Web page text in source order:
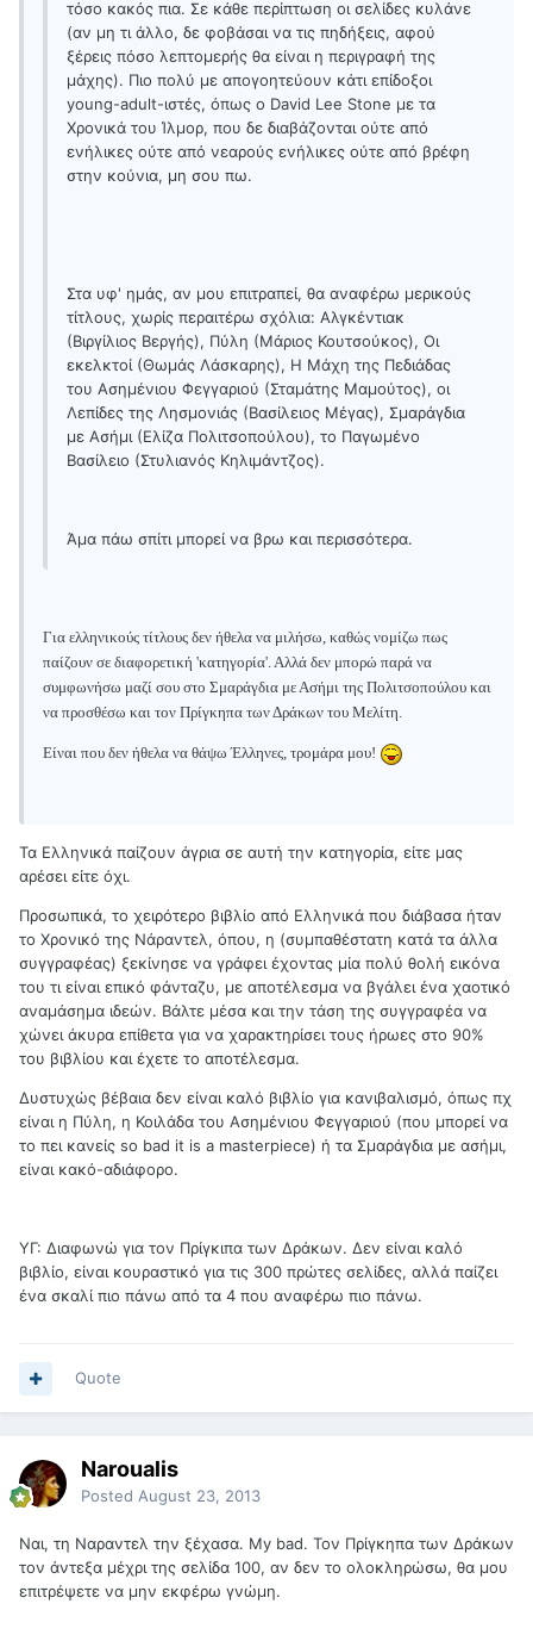
τόσο κακός πια. Σε κάθε περίπτωση οι σελίδες κυλάνε
(αν μη τι άλλο, δε φοβάσαι να τις πηδήξεις, αφού
ξέρεις πόσο λεπτομερής θα είναι η περιγραφή της
μάχης). Πιο πολύ με απογοητεύουν κάτι επίδοξοι
young-adult-ιστές, όπως ο David Lee Stone με τα
Χρονικά του Ίλμορ, που δε διαβάζονται ούτε από
ενήλικες ούτε από νεαρούς ενήλικες ούτε από βρέφη
στην κούνια, μη σου πω.
Στα υφ' ημάς, αν μου επιτραπεί, θα αναφέρω μερικούς
τίτλους, χωρίς περαιτέρω σχόλια: Αλγκέντιακ
(Βιργίλιος Βεργής), Πύλη (Μάριος Κουτσούκος), Οι
εκελκτοί (Θωμάς Λάσκαρης), Η Μάχη της Πεδιάδας
του Ασημένιου Φεγγαριού (Σταμάτης Μαμούτος), οι
Λεπίδες της Λησμονιάς (Βασίλειος Μέγας), Σμαράγδια
με Ασήμι (Ελίζα Πολιτσοπούλου), το Παγωμένο
Βασίλειο (Στυλιανός Κηλιμάντζος).
Άμα πάω σπίτι μπορεί να βρω και περισσότερα.
Για ελληνικούς τίτλους δεν ήθελα να μιλήσω, καθώς νομίζω πως
παίζουν σε διαφορετική 'κατηγορία'. Αλλά δεν μπορώ παρά να
συμφωνήσω μαζί σου στο Σμαράγδια με Ασήμι της Πολιτσοπούλου και
να προσθέσω και τον Πρίγκηπα των Δράκων του Μελίτη.
Είναι που δεν ήθελα να θάψω Έλληνες, τρομάρα μου!
Τα Ελληνικά παίζουν άγρια σε αυτή την κατηγορία, είτε μας
αρέσει είτε όχι.
Προσωπικά, το χειρότερο βιβλίο από Ελληνικά που διάβασα ήταν
το Χρονικό της Νάραντελ, όπου, η (συμπαθέστατη κατά τα άλλα
συγγραφέας) ξεκίνησε να γράφει έχοντας μία πολύ θολή εικόνα
του τι είναι επικό φάνταζυ, με αποτέλεσμα να βγάλει ένα χαοτικό
αναμάσημα ιδεών. Βάλτε μέσα και την τάση της συγγραφέα να
χώνει άκυρα επίθετα για να χαρακτηρίσει τους ήρωες στο 90%
του βιβλίου και έχετε το αποτέλεσμα.
Δυστυχώς βέβαια δεν είναι καλό βιβλίο για κανιβαλισμό, όπως πχ
είναι η Πύλη, η Κοιλάδα του Ασημένιου Φεγγαριού (που μπορεί να
το πει κανείς so bad it is a masterpiece) ή τα Σμαράγδια με ασήμι,
είναι κακό-αδιάφορο.
ΥΓ: Διαφωνώ για τον Πρίγκιπα των Δράκων. Δεν είναι καλό
βιβλίο, είναι κουραστικό για τις 300 πρώτες σελίδες, αλλά παίζει
ένα σκαλί πιο πάνω από τα 4 που αναφέρω πιο πάνω.
Quote
Naroualis
Posted August 23, 2013
Ναι, τη Ναραντελ την ξέχασα. My bad. Τον Πρίγκηπα των Δράκων
τον άντεξα μέχρι της σελίδα 100, αν δεν το ολοκληρώσω, θα μου
επιτρέψετε να μην εκφέρω γνώμη.